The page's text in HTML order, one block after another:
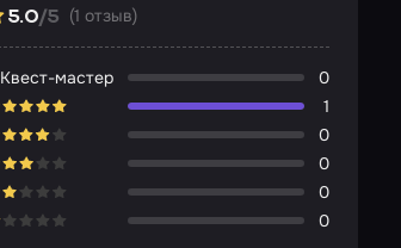
5.0/5 (1 отзыв)
Квест-мастер
0
1
0
0
0
0